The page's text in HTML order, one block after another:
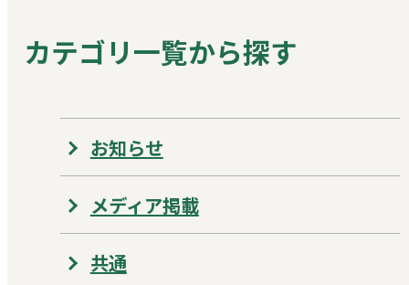
カテゴリ一覧から探す
お知らせ
メディア掲載
共通